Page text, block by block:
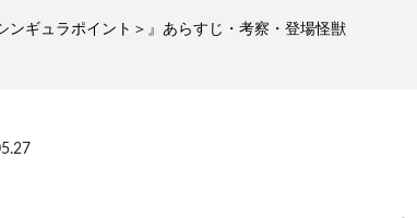
ンギュラポイント＞』あらすじ・考察・登場怪獣